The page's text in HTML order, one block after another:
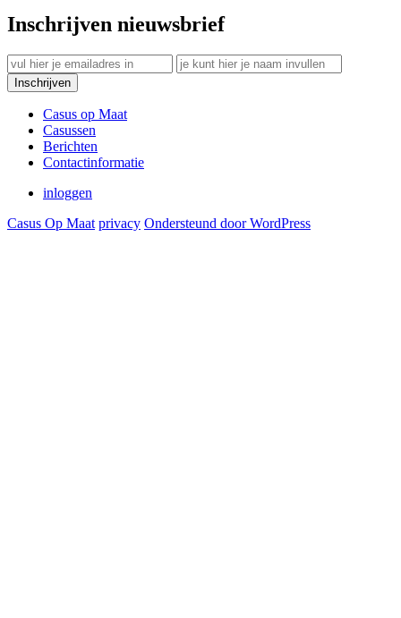
Inschrijven nieuwsbrief
Casus op Maat
Casussen
Berichten
Contactinformatie
inloggen
Casus Op Maat privacy Ondersteund door WordPress